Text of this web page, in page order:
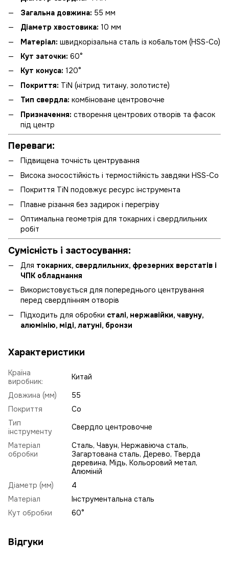
Загальна довжина: 55 мм
Діаметр хвостовика: 10 мм
Матеріал: швидкорізальна сталь із кобальтом (HSS-Co)
Кут заточки: 60°
Кут конуса: 120°
Покриття: TiN (нітрид титану, золотисте)
Тип свердла: комбіноване центровочне
Призначення: створення центрових отворів та фасок
під центр
Переваги:
Підвищена точність центрування
Висока зносостійкість і термостійкість завдяки HSS-Co
Покриття TiN подовжує ресурс інструмента
Плавне різання без задирок і перегріву
Оптимальна геометрія для токарних і свердлильних
робіт
Сумісність і застосування:
Для токарних, свердлильних, фрезерних верстатів і
ЧПК обладнання
Використовується для попереднього центрування
перед свердлінням отворів
Підходить для обробки сталі, нержавійки, чавуну,
алюмінію, міді, латуні, бронзи
Характеристики
Країна
виробник:
Китай
Довжина (мм)
55
Покриття
Co
Тип
інструменту
Свердло центровочне
Матеріал
обробки
Сталь, Чавун, Нержавіюча сталь,
Загартована сталь, Дерево, Тверда
деревина, Мідь, Кольоровий метал,
Алюміній
Діаметр (мм)
4
Матеріал
Інструментальна сталь
Кут обробки
60°
Відгуки